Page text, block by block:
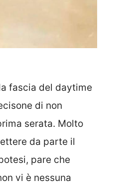
fascia del daytime
di non
serata. Molto
da parte il
pare che
vi è nessuna